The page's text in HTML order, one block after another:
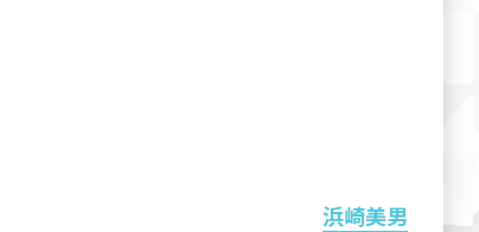
浜崎美男